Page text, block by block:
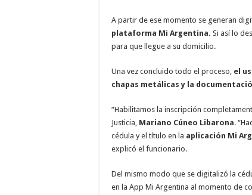
A partir de ese momento se generan
plataforma Mi Argentina. Si así lo
para que llegue a su domicilio.
Una vez concluido todo el proceso, el
chapas metálicas y la
“Habilitamos la inscripción
Justicia, Mariano Cúneo Libarona.
cédula y el título en la aplicación Mi
explicó el funcionario.
Del mismo modo que se digitalizó la
en la App Mi Argentina al momento de